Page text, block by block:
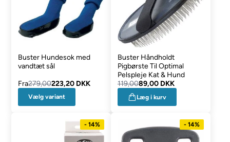
Buster Hundesok med
vandtæt sål
Fra279,00223,20 DKK
Vælg variant
Buster Håndholdt
Pigbørste Til Optimal
Pelspleje Kat & Hund
119,0089,00 DKK
Læg i kurv
- 14% - 14%